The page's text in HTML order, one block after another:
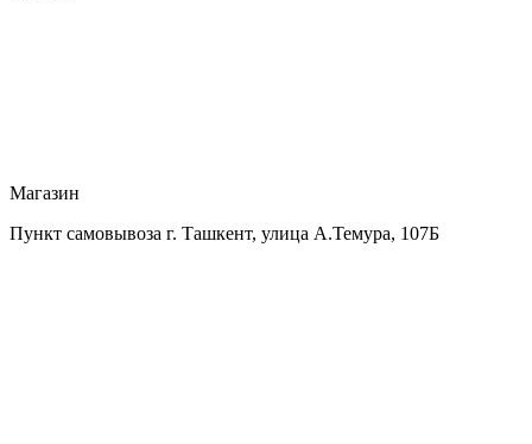
Магазин
Пункт самовывоза г. Ташкент, улица А.Темура, 107Б